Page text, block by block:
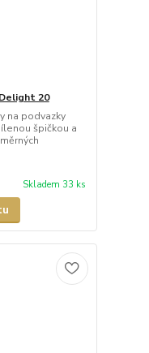
20
na podvazky
špičkou a
Skladem 33 ks